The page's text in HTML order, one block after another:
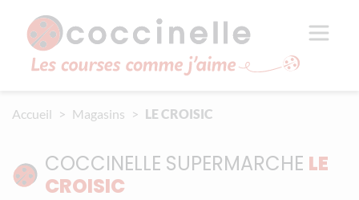
Accueil Magasins LE CROISIC
COCCINELLE SUPERMARCHE LE
CROISIC